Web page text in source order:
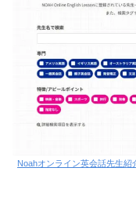
Noahオンライン英会話先生紹